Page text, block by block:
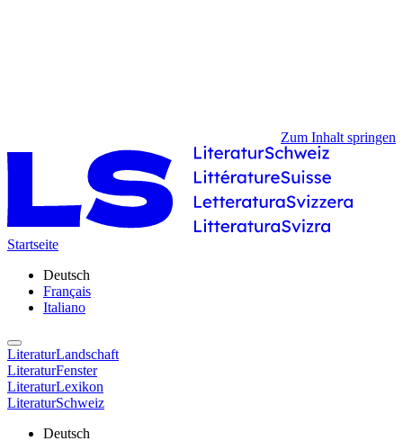
Zum Inhalt springen
Startseite
Deutsch
Français
Italiano
LiteraturLandschaft
LiteraturFenster
LiteraturLexikon
LiteraturSchweiz
Deutsch